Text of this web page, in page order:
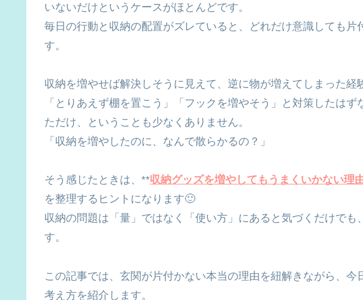
いないだけというケースがほとんどです。
毎日の行動と収納の配置がズレていると、どれだけ意識しても片
す。
収納を増やせば解決しそうに見えて、逆に物が増えてしまった経
「とりあえず棚を置こう」「フックを増やそう」と対策したはず
ただけ、ということも少なくありません。
「収納を増やしたのに、なんで散らかるの？」
そう感じたときは、**収納グッズを増やしてもうまくいかない理
を整理するヒントになります🙂
収納の問題は「量」ではなく「使い方」にあると気づくだけでも
す。
この記事では、玄関が片付かない本当の理由を紐解きながら、今
考え方を紹介します。